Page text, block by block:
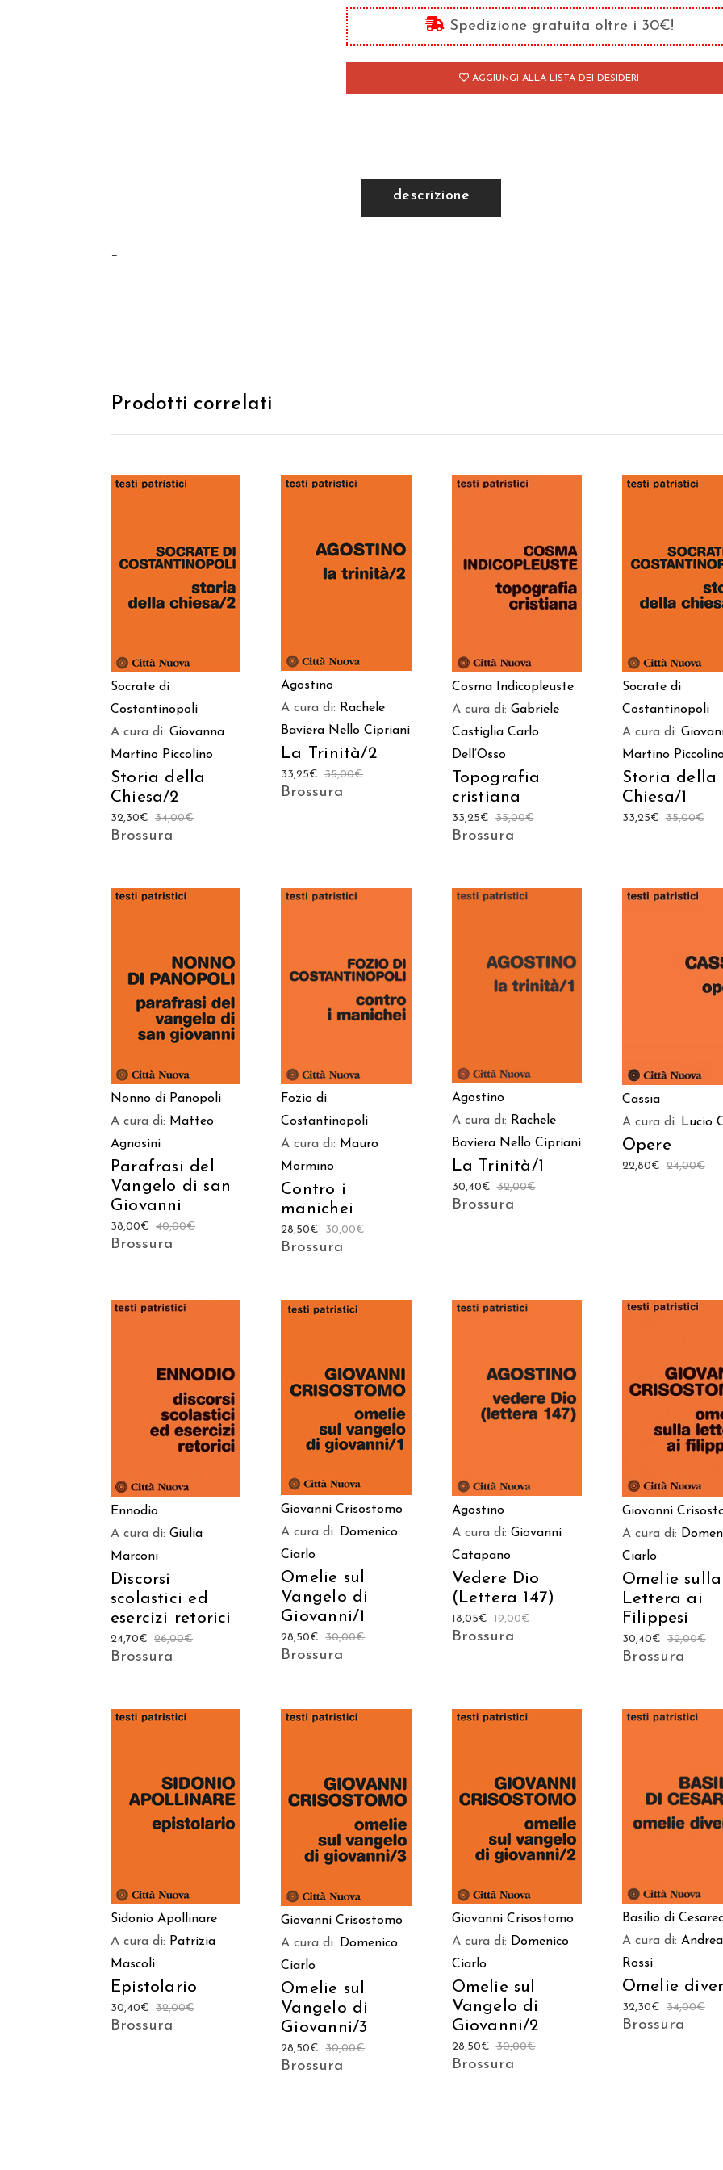
san
Paolo
quantità
Spedizione gratuita oltre i 30€!
AGGIUNGI ALLA LISTA DEI DESIDERI
descrizione
–
Prodotti correlati
AGGIUNGI AL
CARRELLO
Socrate di
Costantinopoli
A cura di: Giovanna
Martino Piccolino
Storia della
Chiesa/2
34,00€
32,30€
Brossura
Agostino
A cura di: Rachele
Baviera Nello Cipriani
La Trinità/2
35,00€
33,25€
Brossura
AGGIUNGI AL
CARRELLO
Cosma Indicopleuste
A cura di: Gabriele
Castiglia Carlo
Dell’Osso
Topografia
cristiana
35,00€
33,25€
Brossura
AGGIUNGI AL
CARRELLO
Socrate di
Costantinopoli
A cura di:
Martino
Storia della
Chiesa/1
35,00€
33,25€
AGGIUNGI AL
CARRELLO
Nonno di Panopoli
A cura di: Matteo
Agnosini
Parafrasi del
Vangelo di san
Giovanni
40,00€
38,00€
Brossura
AGGIUNGI AL
CARRELLO
Fozio di
Costantinopoli
A cura di: Mauro
Mormino
Contro i
manichei
30,00€
28,50€
Brossura
Agostino
A cura di: Rachele
Baviera Nello Cipriani
La Trinità/1
32,00€
30,40€
Brossura
Cassia
A cura di: Lucio
Opere
24,00€
22,80€
CARRELLO
Ennodio
A cura di: Giulia
Marconi
Discorsi
scolastici ed
esercizi retorici
26,00€
24,70€
Brossura
AGGIUNGI AL
Giovanni Crisostomo
A cura di: Domenico
Ciarlo
Omelie sul
Vangelo di
Giovanni/1
30,00€
28,50€
Brossura
CARRELLO
Agostino
A cura di: Giovanni
Catapano
Vedere Dio
(Lettera 147)
19,00€
18,05€
Brossura
AGGIUNGI AL
CARRELLO
Giovanni
A cura di:
Ciarlo
Omelie sulla
Lettera ai
Filippesi
32,00€
30,40€
Brossura
AGGIUNGI AL
CARRELLO
Sidonio Apollinare
A cura di: Patrizia
Mascoli
Epistolario
32,00€
30,40€
Brossura
AGGIUNGI AL
CARRELLO
Giovanni Crisostomo
A cura di: Domenico
Ciarlo
Omelie sul
Vangelo di
Giovanni/3
30,00€
28,50€
Brossura
AGGIUNGI AL
CARRELLO
Giovanni Crisostomo
A cura di: Domenico
Ciarlo
Omelie sul
Vangelo di
Giovanni/2
30,00€
28,50€
Brossura
AGGIUNGI AL
CARRELLO
Basilio di
A cura di: Andrea
Rossi
Omelie
34,00€
32,30€
Brossura